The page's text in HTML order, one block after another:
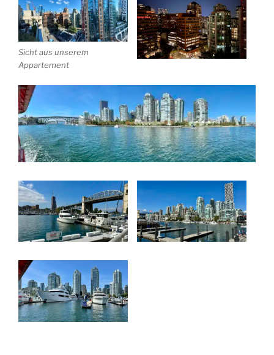
Sicht aus unserem
Appartement